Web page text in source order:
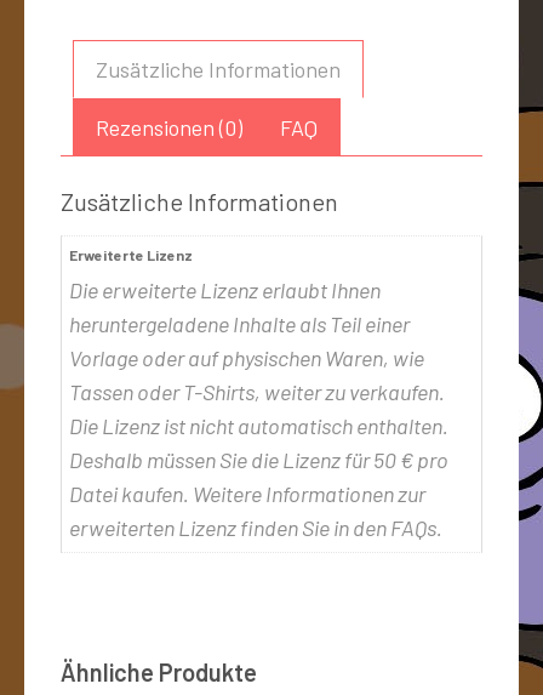
Zusätzliche Informationen
Rezensionen (0) FAQ
Zusätzliche Informationen
Erweiterte Lizenz
Die erweiterte Lizenz erlaubt Ihnen
heruntergeladene Inhalte als Teil einer
Vorlage oder auf physischen Waren, wie
Tassen oder T-Shirts, weiter zu verkaufen.
Die Lizenz ist nicht automatisch enthalten.
Deshalb müssen Sie die Lizenz für 50 € pro
Datei kaufen. Weitere Informationen zur
erweiterten Lizenz finden Sie in den FAQs.
Ähnliche Produkte